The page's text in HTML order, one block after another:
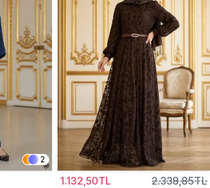
2
1.132,50TL 2.338,85TL